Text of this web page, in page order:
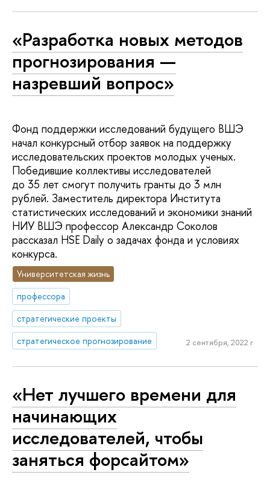
«Разработка новых методов
прогнозирования —
назревший вопрос»
Фонд поддержки исследований будущего ВШЭ
начал конкурсный отбор заявок на поддержку
исследовательских проектов молодых ученых.
Победившие коллективы исследователей
до 35 лет смогут получить гранты до 3 млн
рублей. Заместитель директора Института
статистических исследований и экономики знаний
НИУ ВШЭ профессор Александр Соколов
рассказал HSE Daily о задачах фонда и условиях
конкурса.
Университетская жизнь
профессора
стратегические проекты
стратегическое прогнозирование
2 сентября, 2022 г.
«Нет лучшего времени для
начинающих
исследователей, чтобы
заняться форсайтом»